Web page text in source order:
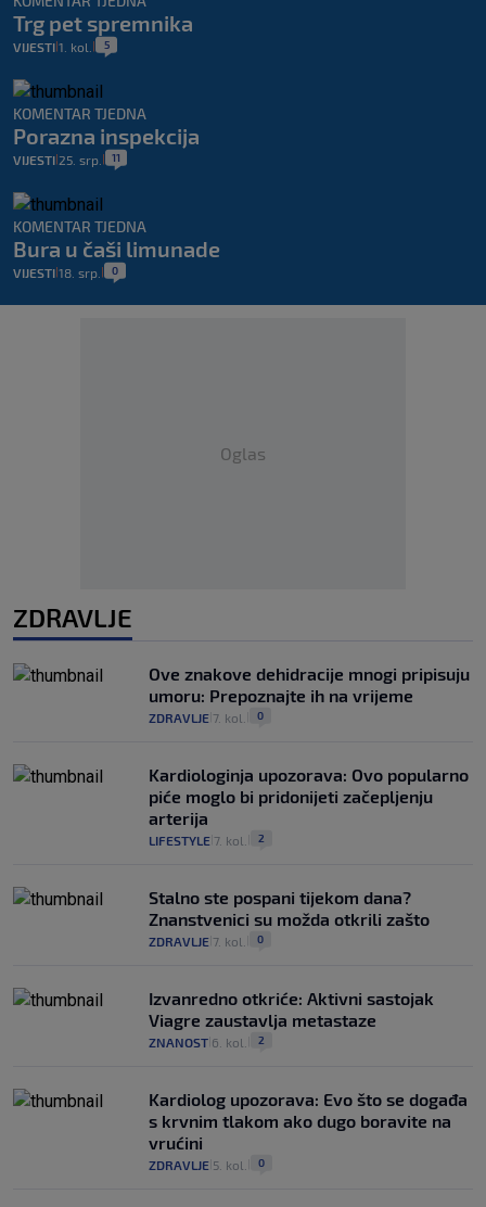
Trg pet spremnika
VIJESTI 1. kol. 5
KOMENTAR TJEDNA
Porazna inspekcija
VIJESTI 25. srp. 11
KOMENTAR TJEDNA
Bura u čaši limunade
VIJESTI 18. srp. 0
Oglas
ZDRAVLJE
Ove znakove dehidracije mnogi pripisuju
umoru: Prepoznajte ih na vrijeme
ZDRAVLJE 7. kol. 0
Kardiologinja upozorava: Ovo popularno
piće moglo bi pridonijeti začepljenju
arterija
LIFESTYLE 7. kol. 2
Stalno ste pospani tijekom dana?
Znanstvenici su možda otkrili zašto
ZDRAVLJE 7. kol. 0
Izvanredno otkriće: Aktivni sastojak
Viagre zaustavlja metastaze
ZNANOST 6. kol. 2
Kardiolog upozorava: Evo što se događa
s krvnim tlakom ako dugo boravite na
vrućini
ZDRAVLJE 5. kol. 0